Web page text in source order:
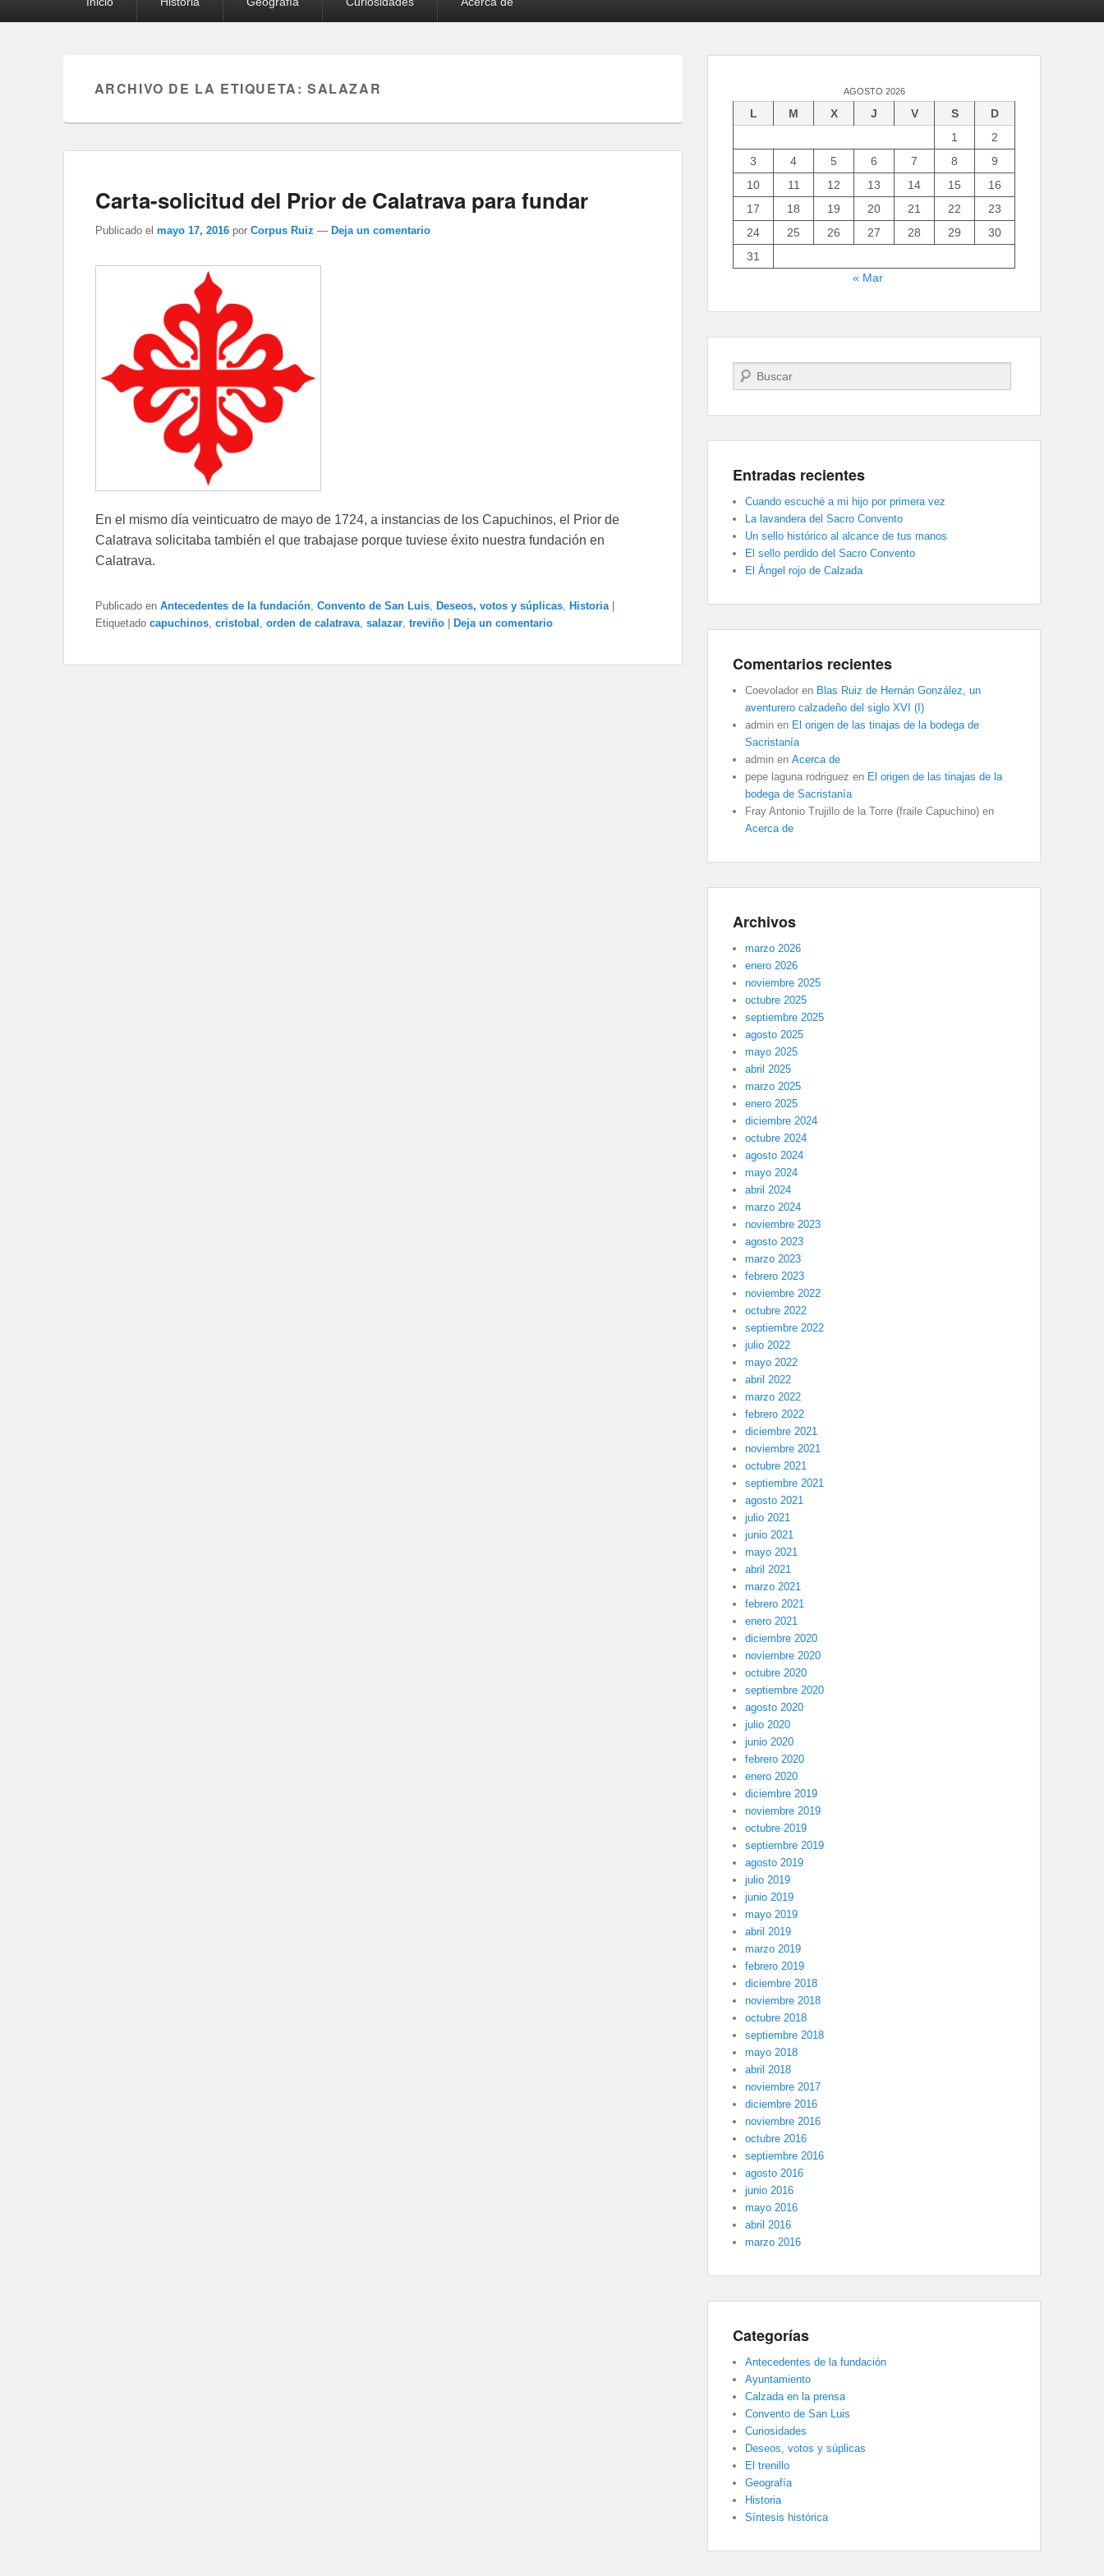
ARCHIVO DE LA ETIQUETA:SALAZAR
Carta-solicitud del Prior de Calatrava para fundar
Publicado el mayo 17, 2016 por Corpus Ruiz — Deja un comentario
En el mismo día veinticuatro de mayo de 1724, a instancias de los Capuchinos, el Prior de
Calatrava solicitaba también el que trabajase porque tuviese éxito nuestra fundación en
Calatrava.
Publicado en Antecedentes de la fundación, Convento de San Luis, Deseos, votos y súplicas, Historia
Etiquetado capuchinos, cristobal , orden de calatrava, salazar, treviño Deja un comentario
AGOSTO 2026
L M X J V S
D
1
2
3
4 5 6 7 8
9
10
11 12 13 14 15
16
17
18 19 20 21 22
23
24
25 26 27 28 29
30
31
« Mar
Buscar
Entradas recientes
Cuando escuché a mi hijo por primera vez
La lavandera del Sacro Convento
Un sello histórico al alcance de tus manos
El sello perdido del Sacro Convento
El Ángel rojo de Calzada
Comentarios recientes
Coevolador en Blas Ruiz de Hernán González, un
aventurero calzadeño del siglo XVI (I)
admin en El origen de las tinajas de la bodega de
Sacristanía
admin en Acerca de
pepe laguna rodriguez en El origen de las tinajas de la
bodega de Sacristanía
Fray Antonio Trujillo de la Torre (fraile Capuchino) en
Acerca de
Archivos
marzo 2026
enero 2026
noviembre 2025
octubre 2025
septiembre 2025
agosto 2025
mayo 2025
abril 2025
marzo 2025
enero 2025
diciembre 2024
octubre 2024
agosto 2024
mayo 2024
abril 2024
marzo 2024
noviembre 2023
agosto 2023
marzo 2023
febrero 2023
noviembre 2022
octubre 2022
septiembre 2022
julio 2022
mayo 2022
abril 2022
marzo 2022
febrero 2022
diciembre 2021
noviembre 2021
octubre 2021
septiembre 2021
agosto 2021
julio 2021
junio 2021
mayo 2021
abril 2021
marzo 2021
febrero 2021
enero 2021
diciembre 2020
noviembre 2020
octubre 2020
septiembre 2020
agosto 2020
julio 2020
junio 2020
febrero 2020
enero 2020
diciembre 2019
noviembre 2019
octubre 2019
septiembre 2019
agosto 2019
julio 2019
junio 2019
mayo 2019
abril 2019
marzo 2019
febrero 2019
diciembre 2018
noviembre 2018
octubre 2018
septiembre 2018
mayo 2018
abril 2018
noviembre 2017
diciembre 2016
noviembre 2016
octubre 2016
septiembre 2016
agosto 2016
junio 2016
mayo 2016
abril 2016
marzo 2016
Categorías
Antecedentes de la fundación
Ayuntamiento
Calzada en la prensa
Convento de San Luis
Curiosidades
Deseos, votos y súplicas
El trenillo
Geografía
Historia
Síntesis histórica